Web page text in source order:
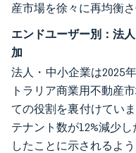
産市場を徐々に再均衡さ
エンドユーザー別：法
加
法人・中小企業は2025
トラリア商業用不動産
ての役割を裏付けてい
テナント数が12%減少
したことに示されるよ